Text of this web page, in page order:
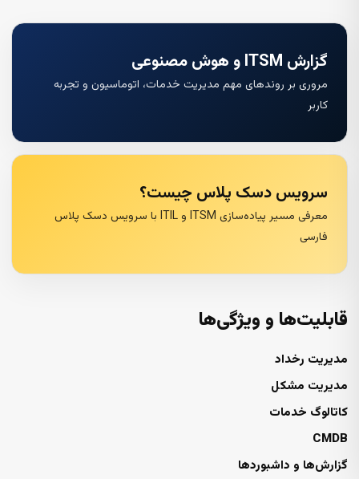
گزارش ITSM و هوش مصنوعی
مروری بر روندهای مهم مدیریت خدمات، اتوماسیون و تجربه
کاربر
سرویس دسک پلاس چیست؟
معرفی مسیر پیاده‌سازی ITSM و ITIL با سرویس دسک پلاس
فارسی
قابلیت‌ها و ویژگی‌ها
مدیریت رخداد
مدیریت مشکل
کاتالوگ خدمات
CMDB
گزارش‌ها و داشبوردها